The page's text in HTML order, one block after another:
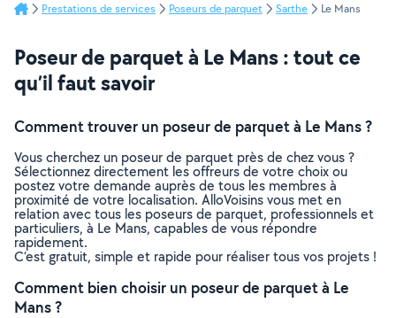
Prestations de services Poseurs de parquet Sarthe Le Mans
Poseur de parquet à Le Mans : tout ce
qu’il faut savoir
Comment trouver un poseur de parquet à Le Mans ?
Vous cherchez un poseur de parquet près de chez vous ?
Sélectionnez directement les offreurs de votre choix ou
postez votre demande auprès de tous les membres à
proximité de votre localisation. AlloVoisins vous met en
relation avec tous les poseurs de parquet, professionnels et
particuliers, à Le Mans, capables de vous répondre
rapidement.
C’est gratuit, simple et rapide pour réaliser tous vos projets !
Comment bien choisir un poseur de parquet à Le
Mans ?